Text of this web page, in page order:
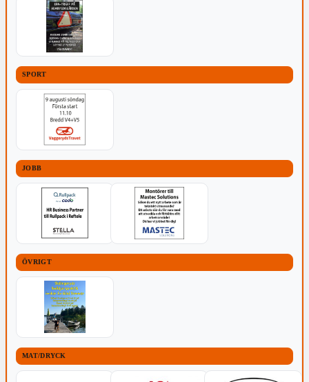
SPORT
JOBB
ÖVRIGT
MAT/DRYCK